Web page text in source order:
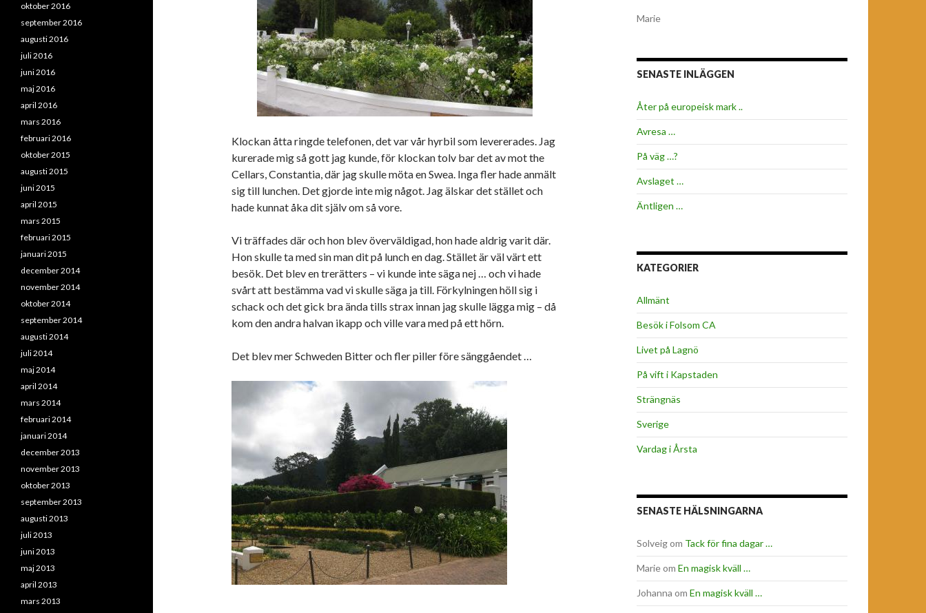
Klockan åtta ringde telefonen, det var vår hyrbil som levererades. Jag
kurerade mig så gott jag kunde, för klockan tolv bar det av mot the
Cellars, Constantia, där jag skulle möta en Swea. Inga fler hade anmält
sig till lunchen. Det gjorde inte mig något. Jag älskar det stället och
hade kunnat åka dit själv om så vore.
Vi träffades där och hon blev överväldigad, hon hade aldrig varit där.
Hon skulle ta med sin man dit på lunch en dag. Stället är väl värt ett
besök. Det blev en trerätters – vi kunde inte säga nej … och vi hade
svårt att bestämma vad vi skulle säga ja till. Förkylningen höll sig i
schack och det gick bra ända tills strax innan jag skulle lägga mig – då
kom den andra halvan ikapp och ville vara med på ett hörn.
Det blev mer Schweden Bitter och fler piller före sänggåendet …
Marie
SENASTE INLÄGGEN
Åter på europeisk mark ..
Avresa …
På väg …?
Avslaget …
Äntligen …
KATEGORIER
Allmänt
Besök i Folsom CA
Livet på Lagnö
På vift i Kapstaden
Strängnäs
Sverige
Vardag i Årsta
SENASTE HÄLSNINGARNA
Solveigom Tack för fina dagar …
Marieom En magisk kväll …
Johanna om En magisk kväll …
oktober 2016
september 2016
augusti 2016
juli 2016
juni 2016
maj 2016
april 2016
mars 2016
februari 2016
oktober 2015
augusti 2015
juni 2015
april 2015
mars 2015
februari 2015
januari 2015
december 2014
november 2014
oktober 2014
september 2014
augusti 2014
juli 2014
maj 2014
april 2014
mars 2014
februari 2014
januari 2014
december 2013
november 2013
oktober 2013
september 2013
augusti 2013
juli 2013
juni 2013
maj 2013
april 2013
mars 2013